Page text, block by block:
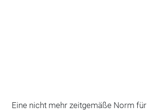
Eine nicht mehr zeitgemäße Norm für